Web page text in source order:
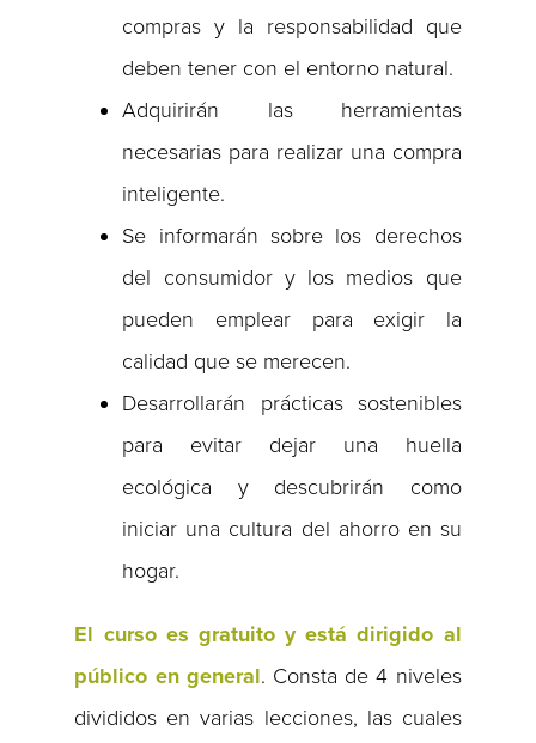
compras y la responsabilidad que
deben tener con el entorno natural.
Adquirirán las herramientas
necesarias para realizar una compra
inteligente.
Se informarán sobre los derechos
del consumidor y los medios que
pueden emplear para exigir la
calidad que se merecen.
Desarrollarán prácticas sostenibles
para evitar dejar una huella
ecológica y descubrirán como
iniciar una cultura del ahorro en su
hogar.
El curso es gratuito y está dirigido al
público en general. Consta de 4 niveles
divididos en varias lecciones, las cuales